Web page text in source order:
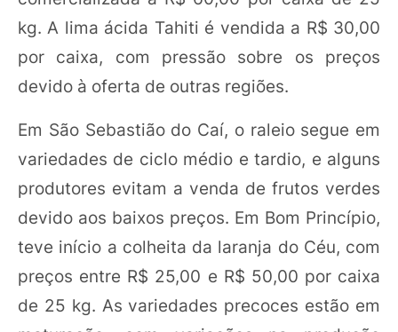
kg. A lima ácida Tahiti é vendida a R$ 30,00
por caixa, com pressão sobre os preços
devido à oferta de outras regiões.
Em São Sebastião do Caí, o raleio segue em
variedades de ciclo médio e tardio, e alguns
produtores evitam a venda de frutos verdes
devido aos baixos preços. Em Bom Princípio,
teve início a colheita da laranja do Céu, com
preços entre R$ 25,00 e R$ 50,00 por caixa
de 25 kg. As variedades precoces estão em